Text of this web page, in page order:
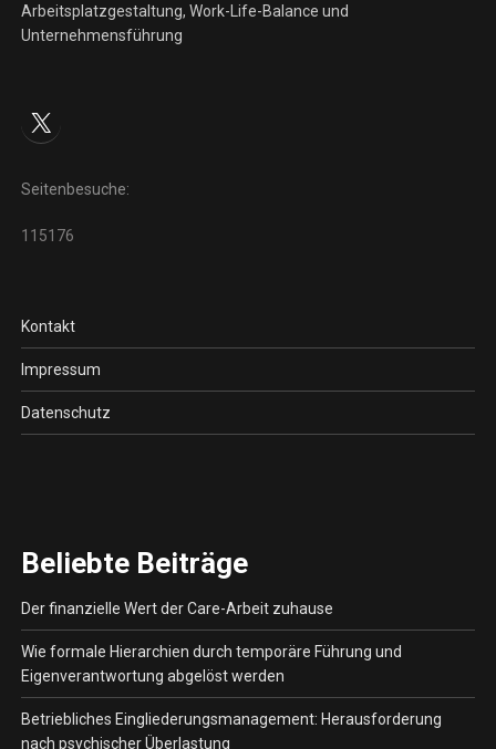
Arbeitsplatzgestaltung, Work-Life-Balance und
Unternehmensführung
X
Seitenbesuche:
115176
Kontakt
Impressum
Datenschutz
Beliebte Beiträge
Der finanzielle Wert der Care-Arbeit zuhause
Wie formale Hierarchien durch temporäre Führung und
Eigenverantwortung abgelöst werden
Betriebliches Eingliederungsmanagement: Herausforderung
nach psychischer Überlastung